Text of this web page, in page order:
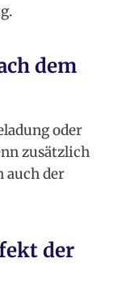
dem
oder
zusätzlich
auch der
der